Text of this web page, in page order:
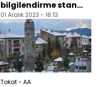
bilgilendirme standı
açtı
01 Aralık 2023 - 16:13
Tokat - AA